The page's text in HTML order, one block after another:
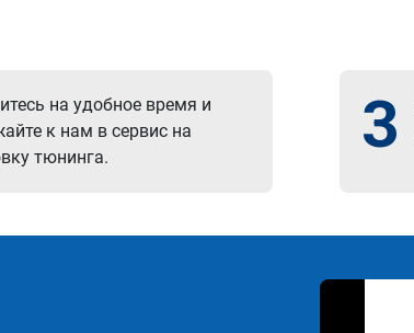
на удобное время и
к нам в сервис на
тюнинга.
3